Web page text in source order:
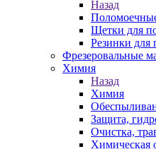
Назад
Щетки для
Резинки
Фрезеровальные
Химия
Назад
Химия
Защита,
Очистка,
Химическая